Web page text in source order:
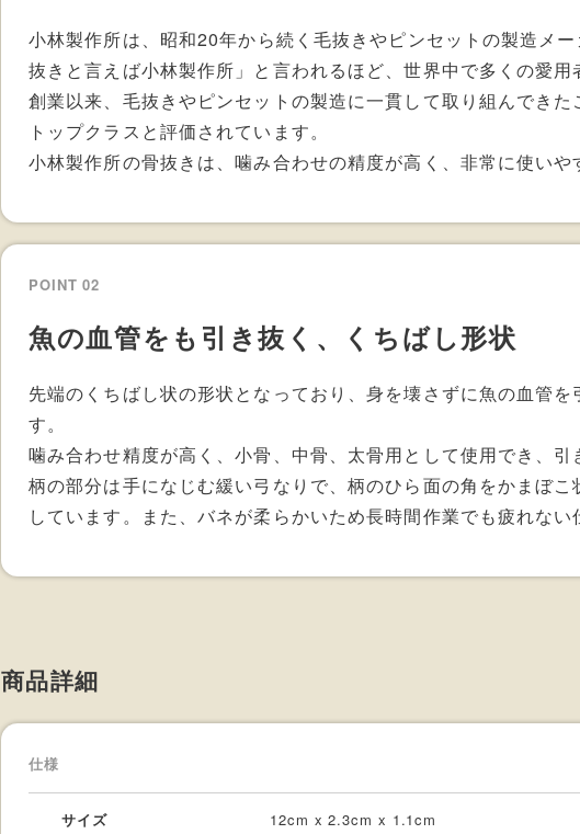
小林製作所は、昭和20年から続く毛抜きやピンセットの製造メ
抜きと言えば小林製作所」と言われるほど、世界中で多くの愛用
創業以来、毛抜きやピンセットの製造に一貫して取り組んでき
トップクラスと評価されています。
小林製作所の骨抜きは、噛み合わせの精度が高く、非常に使いや
POINT 02
魚の血管をも引き抜く、くちばし形状
先端のくちばし状の形状となっており、身を壊さずに魚の血管
す。
噛み合わせ精度が高く、小骨、中骨、太骨用として使用でき、引
柄の部分は手になじむ緩い弓なりで、柄のひら面の角をかまぼ
しています。また、バネが柔らかいため長時間作業でも疲れない
商品詳細
仕様
サイズ 12cm x 2.3cm x 1.1cm